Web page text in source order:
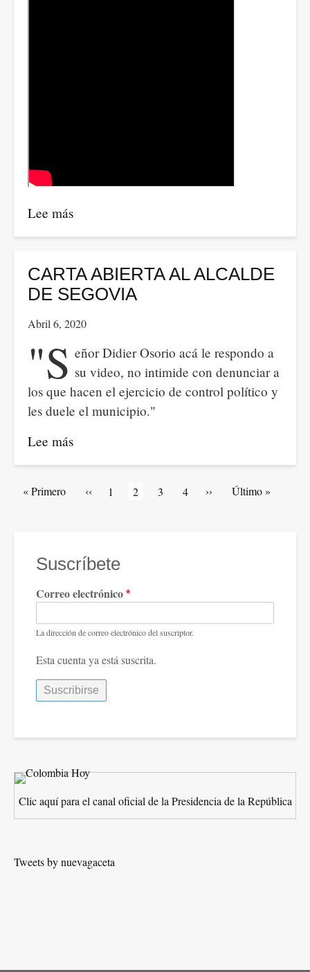
Lee más
Entrevista
Cañón
para
de
televisión
de
Paraguay.
CARTA ABIERTA AL ALCALDE
DE SEGOVIA
Abril 6, 2020
"S eñor Didier Osorio acá le respondo a
su video, no intimide con denunciar a
los que hacen el ejercicio de control político y
les duele el municipio."
Lee más
CARTA
AL
SEGOVIA
Paginación
Primera
« Primero
Página
‹‹
Artículos
1
Página
2
Artículos
3
Artículos
4
Siguiente
››
Última
Último »
Suscríbete
Correo electrónico
La dirección de correo electrónico del suscriptor.
Esta cuenta ya está suscrita.
Clic aquí para el canal oficial de la Presidencia de la República
Tweets by nuevagaceta